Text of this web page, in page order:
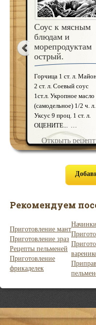
Соус к мясным
блюдам и
морепродуктам
острый.
Горчица 1 ст. л.
2 ст. л. Соевый соус
1ст.л. Укропное масло
(самодельное) 1/2 ч. л.
Уксус 9 проц. 1 ст. л.
ОЦЕНИТЕ... …
Открыть рецепт
Рекомендуем
Приготовление мант
Приготовление зраз
Рецепты пельменей
Приготовление
фрикаделек